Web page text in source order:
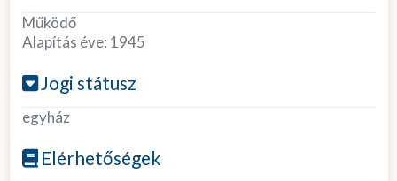
Működő
Alapítás éve: 1945
Jogi státusz
egyház
Elérhetőségek